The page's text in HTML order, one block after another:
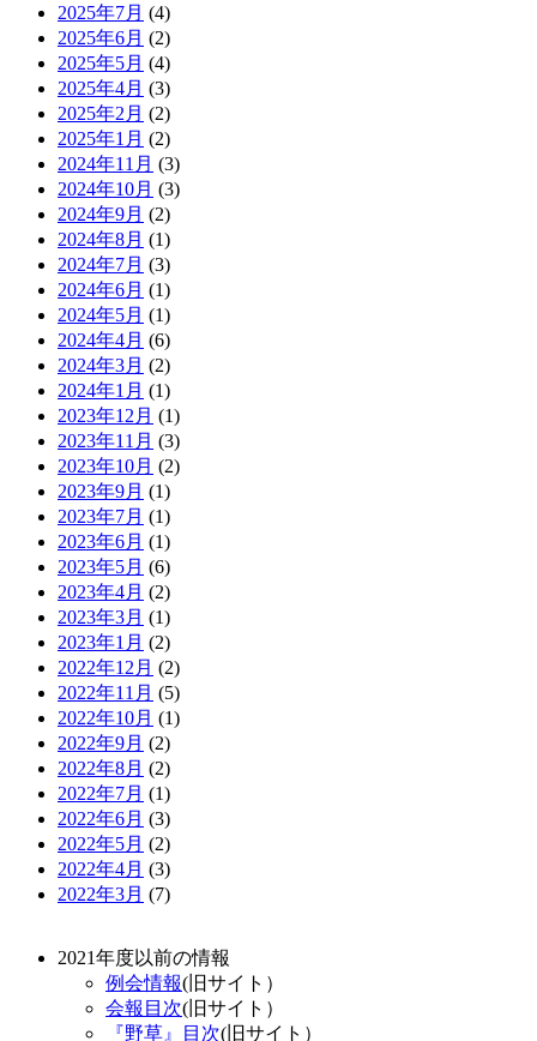
2025年7月 (4)
2025年6月 (2)
2025年5月 (4)
2025年4月 (3)
2025年2月 (2)
2025年1月 (2)
2024年11月 (3)
2024年10月 (3)
2024年9月 (2)
2024年8月 (1)
2024年7月 (3)
2024年6月 (1)
2024年5月 (1)
2024年4月 (6)
2024年3月 (2)
2024年1月 (1)
2023年12月 (1)
2023年11月 (3)
2023年10月 (2)
2023年9月 (1)
2023年7月 (1)
2023年6月 (1)
2023年5月 (6)
2023年4月 (2)
2023年3月 (1)
2023年1月 (2)
2022年12月 (2)
2022年11月 (5)
2022年10月 (1)
2022年9月 (2)
2022年8月 (2)
2022年7月 (1)
2022年6月 (3)
2022年5月 (2)
2022年4月 (3)
2022年3月 (7)
2021年度以前の情報
例会情報(旧サイト）
会報目次(旧サイト）
『野草』目次(旧サイト）